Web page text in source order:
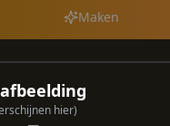
Maken
hier)